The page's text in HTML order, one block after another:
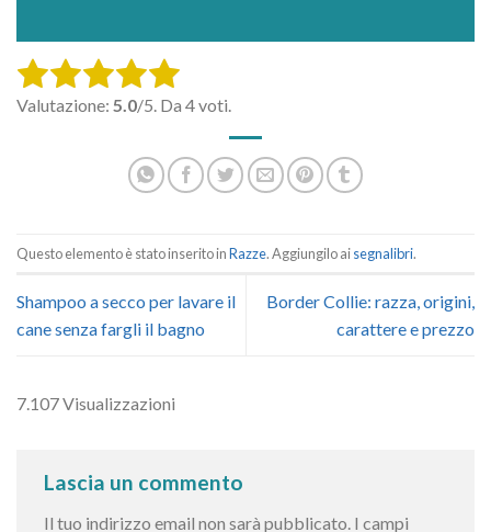
Rate this item:
SUBMIT RATING
Valutazione: 5.0/5. Da 4 voti.
Questo elemento è stato inserito inRazze. Aggiungilo aisegnalibri.
Shampoo a secco per lavare il
cane senza fargli il bagno
Border Collie: razza, origini,
carattere e prezzo
7.107 Visualizzazioni
Lascia un commento
Il tuo indirizzo email non sarà pubblicato. I campi